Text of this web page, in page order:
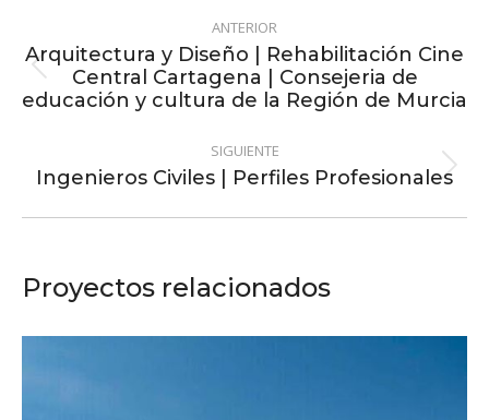
Navegación
entre
proyectos
ANTERIOR
Proyecto
anterior
Arquitectura y Diseño | Rehabilitación Cine
Central Cartagena | Consejeria de
educación y cultura de la Región de Murcia
SIGUIENTE
Proyecto
Ingenieros Civiles | Perfiles Profesionales
Proyectos relacionados